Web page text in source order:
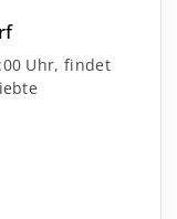
Uhr, findet